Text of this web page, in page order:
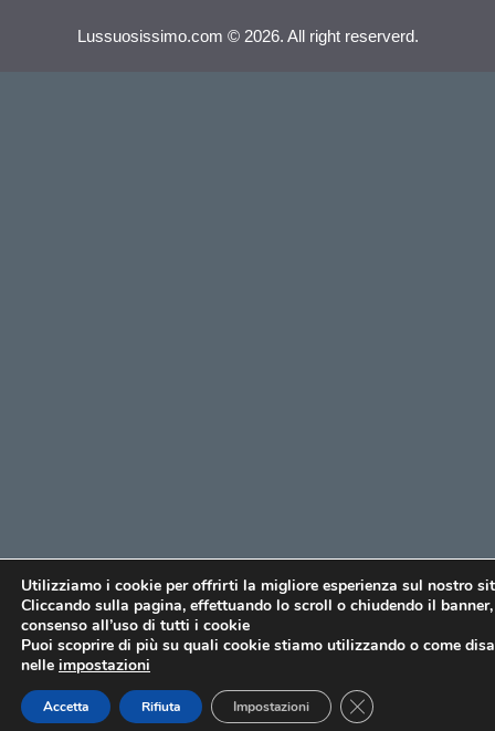
Lussuosissimo.com © 2026. All right reserverd.
Utilizziamo i cookie per offrirti la migliore esperienza sul nostro
Cliccando sulla pagina, effettuando lo scroll o chiudendo il
consenso all’uso di tutti i cookie
Puoi scoprire di più su quali cookie stiamo utilizzando o come
nelle impostazioni
Accetta Rifiuta Impostazioni CLOSE GDPR